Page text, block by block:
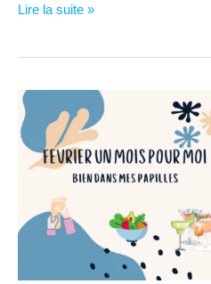
Bien
–
je
décide
Lire la suite »